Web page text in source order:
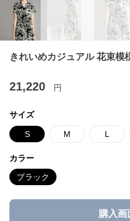
きれいめカジュアル 花束模
21,220 円
サイズ
S M L
カラー
ブラック
購入画